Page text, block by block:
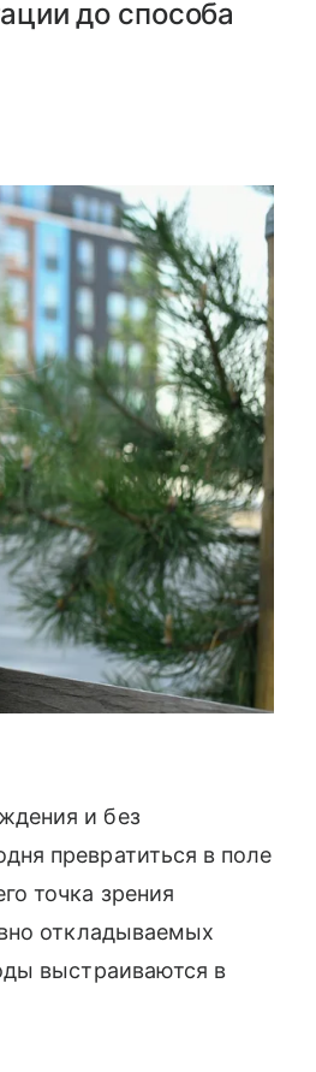
до способа
и без
превратиться в поле
точка зрения
откладываемых
выстраиваются в